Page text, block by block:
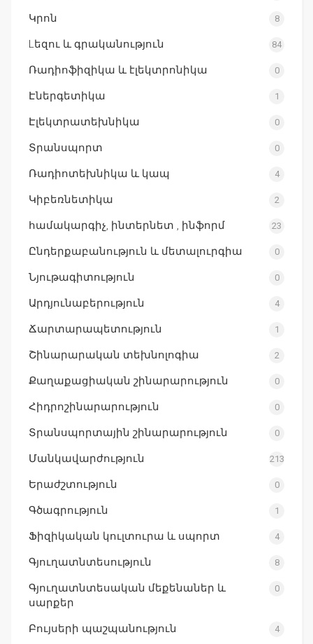
Կրոն 8
Lեզու և գրականություն 84
Ռադիոֆիզիկա և էլեկտրոնիկա 0
Էներգետիկա 1
Էլեկտրատեխնիկա 0
Տրանսպորտ 0
Ռադիոտեխնիկա և կապ 4
Կիբեռնետիկա 2
համակարգիչ, ինտերնետ , ինֆորմ 23
Ընդերքաբանություն և մետալուրգիա 0
Նյութագիտություն 0
Արդյունաբերություն 4
Ճարտարապետություն 1
Շինարարական տեխնոլոգիա 2
Քաղաքացիական շինարարություն 0
Հիդրոշինարարություն 0
Տրանսպորտային շինարարություն 0
Մանկավարժություն 213
Երաժշտություն 0
Գծագրություն 1
Ֆիզիկական կուլտուրա և սպորտ 4
Գյուղատնտեսություն 8
Գյուղատնտեսական մեքենաներ և
սարքեր
0
Բույսերի պաշպանություն 4